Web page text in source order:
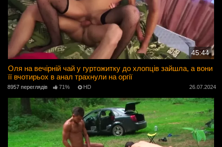
45:44
Оля на вечірній чай у гуртожитку до хлопців зайшла, а вони
її вчотирьох в анал трахнули на оргії
8957 переглядів 71% HD 26.07.2024